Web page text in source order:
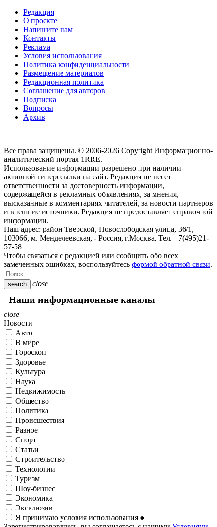
Редакция
О проекте
Напишите нам
Контакты
Реклама
Условия использования
Политика конфиденциальности
Размещение материалов
Редакционная политика
Соглашение для авторов
Подписка
Вопросы
Архив
Все права защищены. © 2006-2026 Copyright Информационно-
аналитический портал 1RRE.
Использование информации разрешено при наличии
активной гиперссылки на сайт. Редакция не несет
ответственности за достоверность информации,
содержащейся в рекламных объявлениях, за мнения,
высказанные в комментариях читателей, за новости партнеров
и внешние источники. Редакция не предоставляет справочной
информации.
Наш адрес: район Тверской, Новослободская улица, 36/1 ,
103066, м. Менделеевская, - Россия, г.Москва, Тел. +7(495)21-
57-58
Чтобы связаться с редакцией или сообщить обо всех
замеченных ошибках, воспользуйтесь формой обратной связи.
search close
Наши информационные каналы
close
Новости
Авто
В мире
Гороскоп
Здоровье
Культура
Наука
Недвижимость
Общество
Политика
Происшествия
Разное
Спорт
Статьи
Строительство
Технологии
Туризм
Шоу-бизнес
Экономика
Эксклюзив
Я принимаю условия использования ●